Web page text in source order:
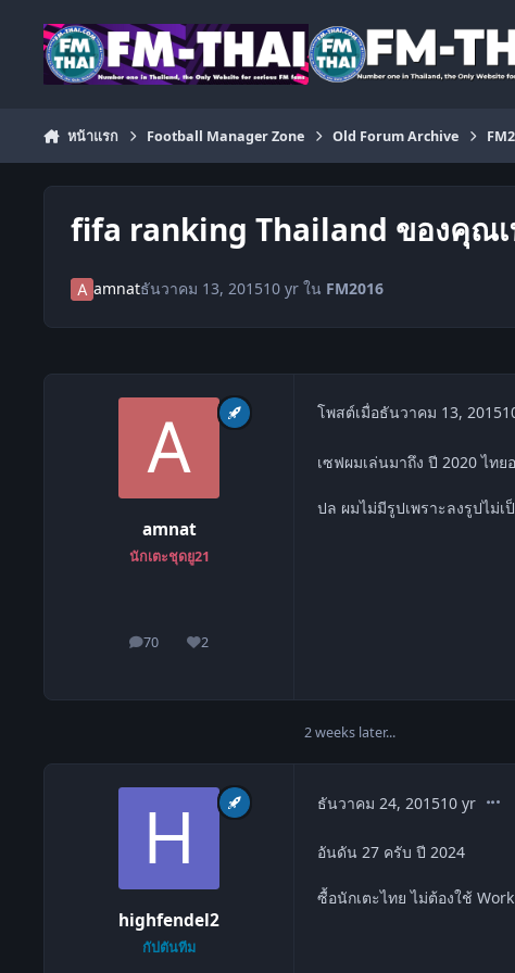
หน้าแรก Football Manager Zone Old Forum Archive
fifa ranking Thailand ของคุณเ
amnatธันวาคม 13, 201510 yrใน FM2016
amnat
นักเตะชุดยู21
70
โพสต์ 2
ชื่อเสียง
โพสต์เมื่อธันวาคม 13, 2015
เซฟผมเล่นมาถึง ปี 2020 ไท
ปล ผมไม่มีรูปเพราะลงรูปไม่
2 weeks later...
highfendel2
กัปตันทีม
ธันวาคม 24, 201510 yr
อันดัน 27 ครับ ปี 2024
ซื้อนักเตะไทย ไม่ต้องใช้